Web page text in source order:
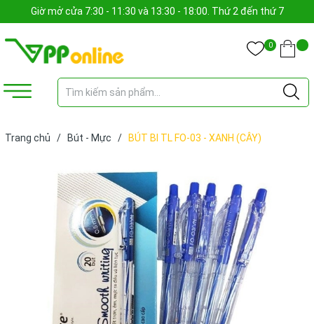
Giờ mở cửa 7:30 - 11:30 và 13:30 - 18:00. Thứ 2 đến thứ 7
0
Trang chủ / Bút - Mực / BÚT BI TL FO-03 - XANH (CÂY)